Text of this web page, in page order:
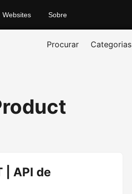
Websites Sobre
Procurar Categorias
| API de